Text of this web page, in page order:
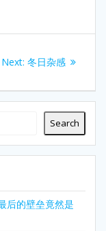
Next: Next
冬日杂感
Search
后的壁垒竟然是